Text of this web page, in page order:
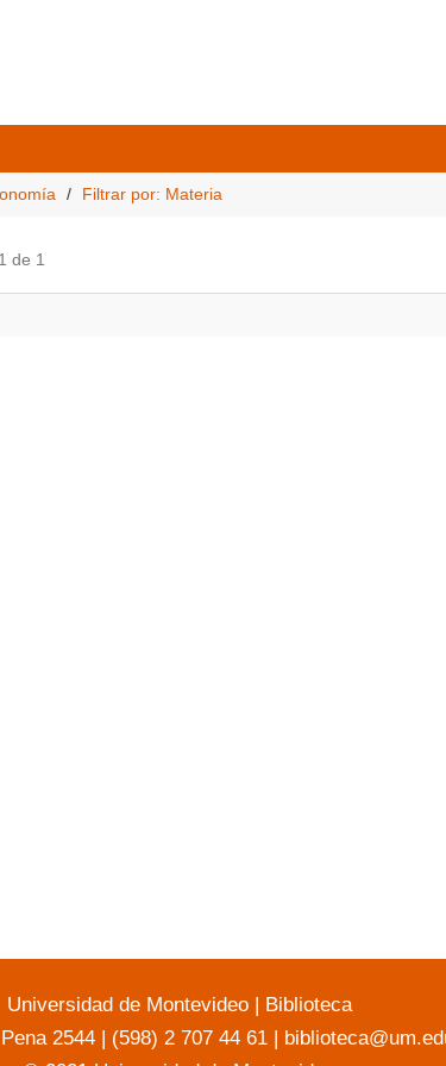
Filtrar por: Materia
de 1
Universidad de Montevideo | Biblioteca
2544 | (598) 2 707 44 61 |